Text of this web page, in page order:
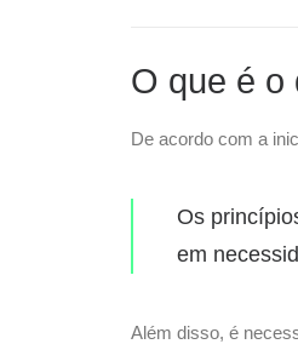
O que é o
De acordo com a
Os
em
Além disso, é